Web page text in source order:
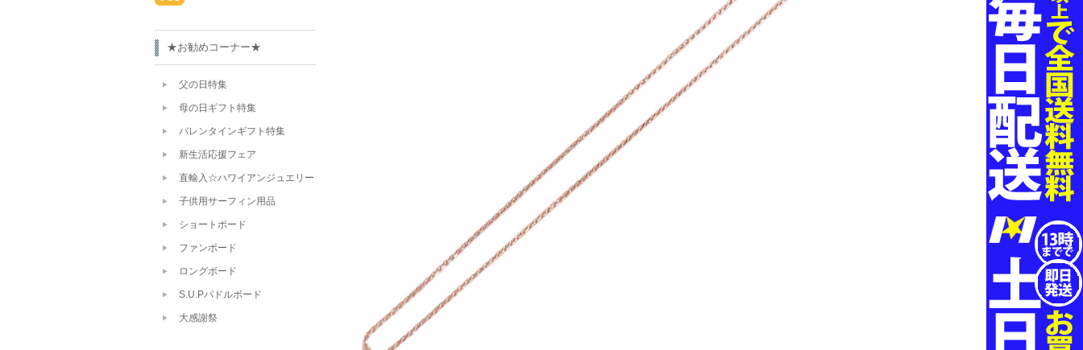
★お勧めコーナー★
父の日特集
母の日ギフト特集
バレンタインギフト特集
新生活応援フェア
直輸入☆ハワイアンジュエリー
子供用サーフィン用品
ショートボード
ファンボード
ロングボード
S.U.Pパドルボード
大感謝祭